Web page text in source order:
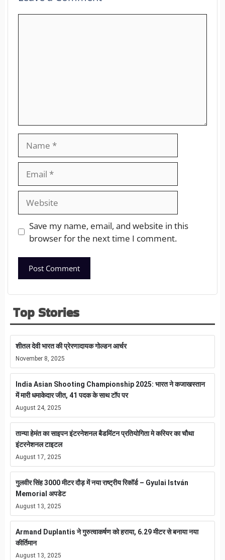
Save my name, email, and website in this
browser for the next time I comment.
Top Stories
शीतल देवी भारत की प्रेरणादायक गोल्डन आर्चर
November 8, 2025
India Asian Shooting Championship 2025: भारत ने कजाखस्तान
में मारी धमाकेदार जीत, 41 पदक के साथ टॉप पर
August 24, 2025
तान्या हेमंत का साइपन इंटरनेशनल बैडमिंटन प्रतियोगिता मे करियर का चौथा
इंटरनेशनल टाइटल
August 17, 2025
गुलवीर सिंह 3000 मीटर दौड़ में नया राष्ट्रीय रिकॉर्ड – Gyulai István
Memorial अपडेट
August 13, 2025
Armand Duplantis ने गुरुत्वाकर्षण को हराया, 6.29 मीटर से बनाया नया
कीर्तिमान
August 13, 2025